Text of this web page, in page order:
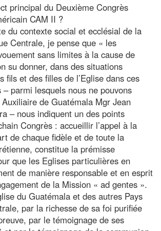
principal du Deuxième Congrès
CAM II ?
du contexte social et ecclésial de la
Centrale, je pense que « les
sans limites à la cause de
su donner, dans des situations
fils et des filles de l’Eglise dans ces
– parmi lesquels nous ne pouvons
Auxiliaire de Guatémala Mgr Jean
– nous indiquent un des points
Congrès : accueillir l’appel à la
de chaque fidèle et de toute la
constitue la prémisse
que les Eglises particulières en
de manière responsable et en esprit
de la Mission « ad gentes ».
du Guatémala et des autres Pays
par la richesse de sa foi purifiée
par le témoignage de ses